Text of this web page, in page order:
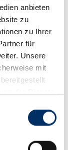
anbieten
zu
zu Ihrer
für
Unsere
mit
auf
Mittelpunkt
des
in Erfurt.
knapp,
entfernt.
Christian
DATA GmbH),
und